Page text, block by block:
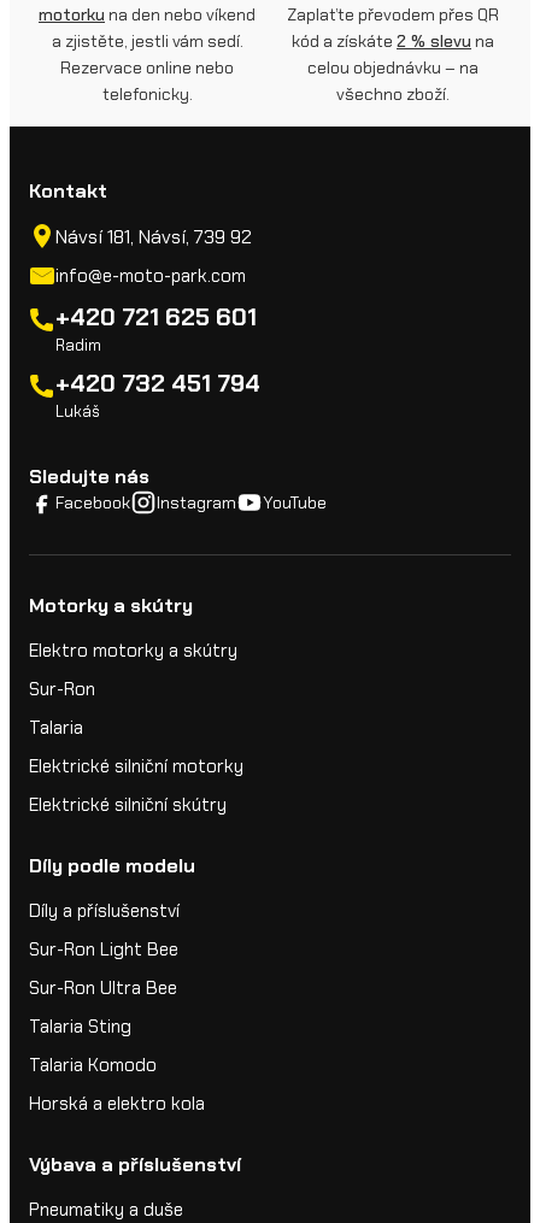
motorku na den nebo víkend
a zjistěte, jestli vám sedí.
Rezervace online nebo
telefonicky.
Zaplaťte převodem přes QR
kód a získáte 2 % slevu na
celou objednávku – na
všechno zboží.
Kontakt
Návsí 181, Návsí, 739 92
info@e-moto-park.com
+420 721 625 601
Radim
+420 732 451 794
Lukáš
Sledujte nás
Facebook Instagram YouTube
Motorky a skútry
Elektro motorky a skútry
Sur-Ron
Talaria
Elektrické silniční motorky
Elektrické silniční skútry
Díly podle modelu
Díly a příslušenství
Sur-Ron Light Bee
Sur-Ron Ultra Bee
Talaria Sting
Talaria Komodo
Horská a elektro kola
Výbava a příslušenství
Pneumatiky a duše